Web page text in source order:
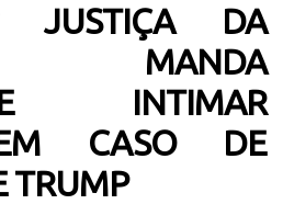
JUSTIÇA DA
MANDA
INTIMAR
CASO DE
TRUMP